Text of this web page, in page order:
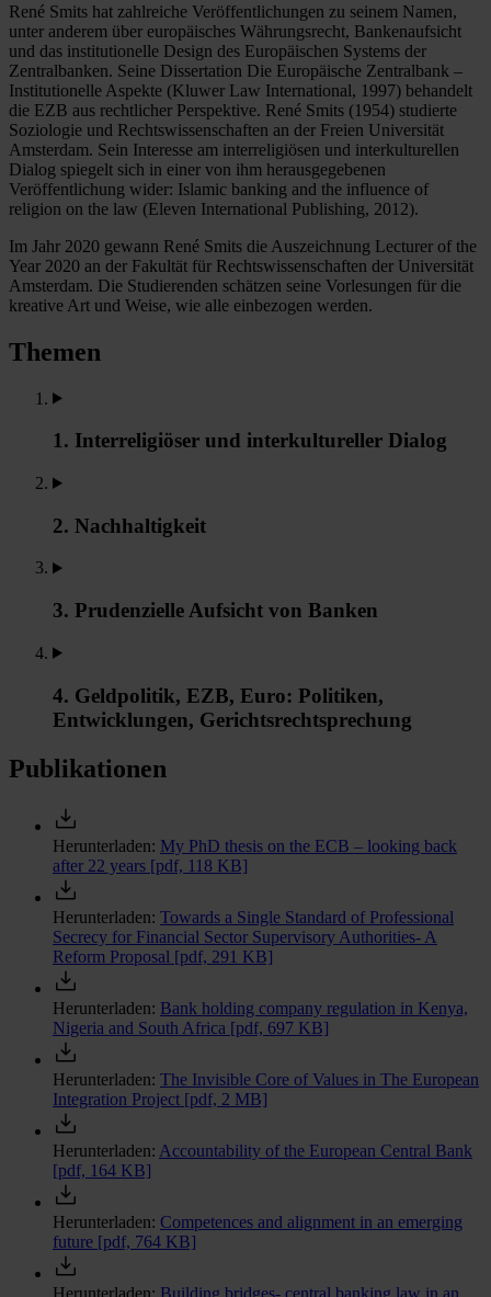
René Smits hat zahlreiche Veröffentlichungen zu seinem Namen,
unter anderem über europäisches Währungsrecht, Bankenaufsicht
und das institutionelle Design des Europäischen Systems der
Zentralbanken. Seine Dissertation Die Europäische Zentralbank –
Institutionelle Aspekte (Kluwer Law International, 1997) behandelt
die EZB aus rechtlicher Perspektive. René Smits (1954) studierte
Soziologie und Rechtswissenschaften an der Freien Universität
Amsterdam. Sein Interesse am interreligiösen und interkulturellen
Dialog spiegelt sich in einer von ihm herausgegebenen
Veröffentlichung wider: Islamic banking and the influence of
religion on the law (Eleven International Publishing, 2012).
Im Jahr 2020 gewann René Smits die Auszeichnung Lecturer of the
Year 2020 an der Fakultät für Rechtswissenschaften der Universität
Amsterdam. Die Studierenden schätzen seine Vorlesungen für die
kreative Art und Weise, wie alle einbezogen werden.
Themen
1. Interreligiöser und interkultureller Dialog
2. Nachhaltigkeit
3. Prudenzielle Aufsicht von Banken
4. Geldpolitik, EZB, Euro: Politiken,
Entwicklungen, Gerichtsrechtsprechung
Publikationen
Herunterladen: My PhD thesis on the ECB – looking back
after 22 years [pdf, 118 KB]
Herunterladen: Towards a Single Standard of Professional
Secrecy for Financial Sector Supervisory Authorities- A
Reform Proposal [pdf, 291 KB]
Herunterladen: Bank holding company regulation in Kenya,
Nigeria and South Africa [pdf, 697 KB]
Herunterladen: The Invisible Core of Values in The European
Integration Project [pdf, 2 MB]
Herunterladen: Accountability of the European Central Bank
[pdf, 164 KB]
Herunterladen: Competences and alignment in an emerging
future [pdf, 764 KB]